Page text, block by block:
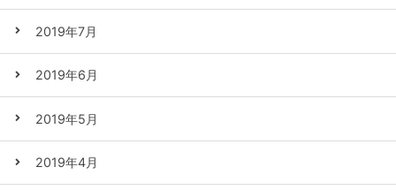
2019年7月
2019年6月
2019年5月
2019年4月